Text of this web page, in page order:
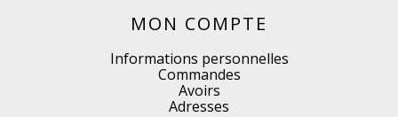
MON COMPTE
Informations personnelles
Commandes
Avoirs
Adresses